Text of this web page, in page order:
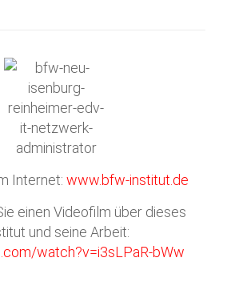
Internet: www.bfw-institut.de
einen Videofilm über dieses
und seine Arbeit:
watch?v=i3sLPaR-bWw